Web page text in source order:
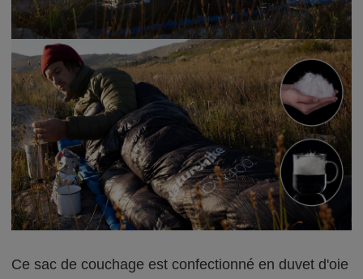
Ce sac de couchage est confectionné en duvet d'oie